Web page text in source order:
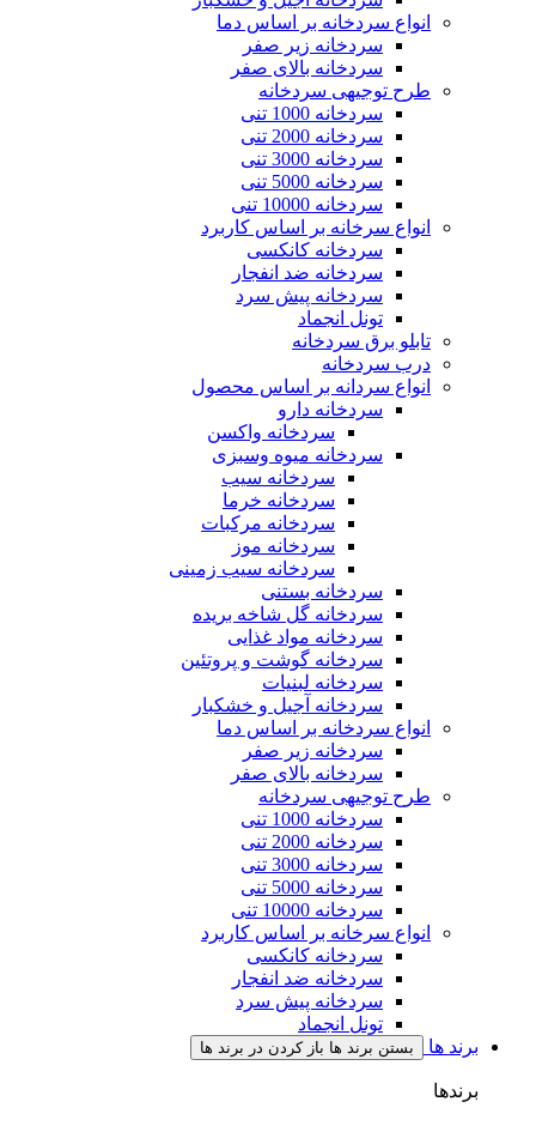
سایت گلس
پوسته کر درایر
هیت اکسچنجر
انواع سردخانه بر اساس دما
سردخانه زیر صفر
سردخانه بالای صفر
طرح توجیهی سردخانه
سردخانه 1000 تنی
سردخانه 2000 تنی
سردخانه 3000 تنی
سردخانه 5000 تنی
سردخانه 10000 تنی
انواع سرخانه بر اساس کاربرد
سردخانه کانکسی
سردخانه ضد انفجار
سردخانه پیش سرد
تونل انجماد
تابلو برق سردخانه
درب سردخانه
انواع سردانه بر اساس محصول
سردخانه دارو
سردخانه واکسن
سردخانه میوه وسبزی
سردخانه سیب
سردخانه خرما
سردخانه مرکبات
سردخانه موز
سردخانه سیب زمینی
سردخانه بستنی
سردخانه گل شاخه بریده
سردخانه مواد غذایی
سردخانه گوشت و پروتئین
سردخانه لبنیات
سردخانه آجیل و خشکبار
انواع سردخانه بر اساس دما
سردخانه زیر صفر
سردخانه بالای صفر
طرح توجیهی سردخانه
سردخانه 1000 تنی
سردخانه 2000 تنی
سردخانه 3000 تنی
سردخانه 5000 تنی
سردخانه 10000 تنی
انواع سرخانه بر اساس کاربرد
سردخانه کانکسی
سردخانه ضد انفجار
سردخانه پیش سرد
تونل انجماد
برند ها
بستن برند ها باز کردن در برند ها
برندها